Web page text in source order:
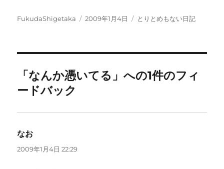
投
FukudaShigetaka
投
2009年1月4日
カ
とりとめもない日記
「なんか憑いてる」への1件のフィ
ードバック
なお
り:
2009年1月4日 22:29